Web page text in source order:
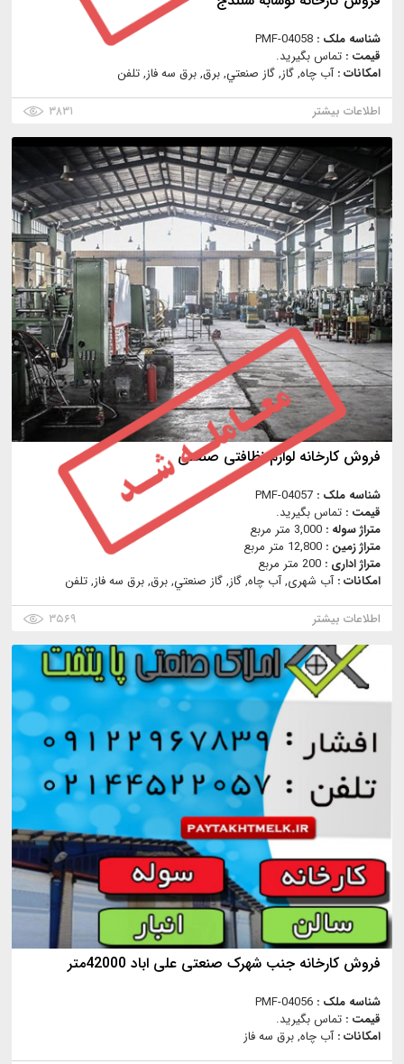
شناسه ملک : PMF-04058
قیمت : تماس بگیرید.
امکانات :آب چاه, گاز, گاز صنعتي, برق, برق سه فاز, تلفن
اطلاعات بیشتر
۳۸۳۱
فروش کارخانه لوازم نظافتی صنعتی
شناسه ملک : PMF-04057
قیمت : تماس بگیرید.
متراژ سوله : 3,000 متر مربع
متراژ زمین : 12,800 متر مربع
متراژ اداری : 200 متر مربع
امکانات :آب شهری, آب چاه, گاز, گاز صنعتي, برق, برق سه فاز, تلفن
اطلاعات بیشتر
۳۵۶۹
فروش کارخانه جنب شهرک صنعتی علی اباد 42000متر
شناسه ملک : PMF-04056
قیمت : تماس بگیرید.
امکانات :آب چاه, برق سه فاز